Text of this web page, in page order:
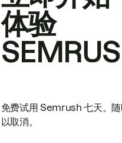
体验
免费试用 Semrush 七天。
以取消。